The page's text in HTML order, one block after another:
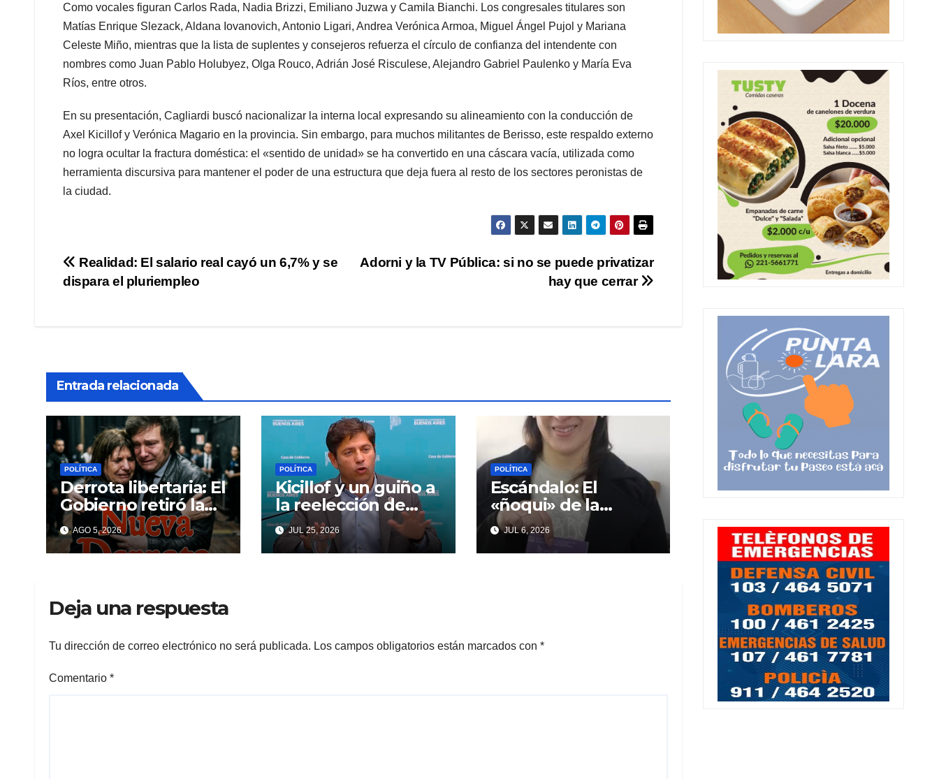
Como vocales figuran Carlos Rada, Nadia Brizzi, Emiliano Juzwa y Camila Bianchi. Los congresales titulares son
Matías Enrique Slezack, Aldana Iovanovich, Antonio Ligari, Andrea Verónica Armoa, Miguel Ángel Pujol y Mariana
Celeste Miño, mientras que la lista de suplentes y consejeros refuerza el círculo de confianza del intendente con
nombres como Juan Pablo Holubyez, Olga Rouco, Adrián José Risculese, Alejandro Gabriel Paulenko y María Eva
Ríos, entre otros.
En su presentación, Cagliardi buscó nacionalizar la interna local expresando su alineamiento con la conducción de
Axel Kicillof y Verónica Magario en la provincia. Sin embargo, para muchos militantes de Berisso, este respaldo externo
no logra ocultar la fractura doméstica: el «sentido de unidad» se ha convertido en una cáscara vacía, utilizada como
herramienta discursiva para mantener el poder de una estructura que deja fuera al resto de los sectores peronistas de
la ciudad.
Navegación
de
Adorni y la TV Pública: si no se puede privatizar
hay que cerrar
Realidad: El salario real cayó un 6,7% y se
dispara el pluriempleo
Entrada relacionada
POLÍTICA
Derrota libertaria: El
Gobierno retiró la
reforma a la Ley de
Tierras en el
Senado
AGO 5, 2026
POLÍTICA
Kicillof y un guiño a
la reelección de
intendentes que
Cagliardi espera
ansioso
JUL 25, 2026
POLÍTICA
Escándalo: El
«ñoqui» de la
Legislatura
vinculado a la
concejal libertaria
JUL 6, 2026
Deja una respuesta
Tu dirección de correo electrónico no será publicada. Los campos obligatorios están marcados con *
Comentario *